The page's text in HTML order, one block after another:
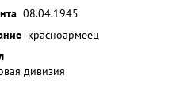
08.04.1945
красноармеец
дивизия